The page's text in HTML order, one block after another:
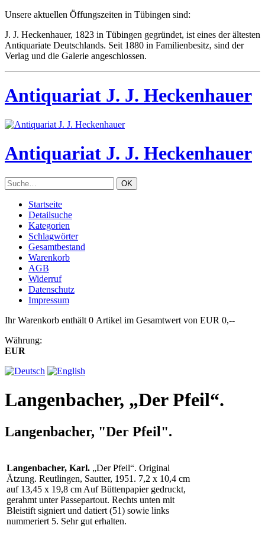
Unsere aktuellen Öffungszeiten in Tübingen sind:
J. J. Heckenhauer, 1823 in Tübingen gegründet, ist eines der ältesten
Antiquariate Deutschlands. Seit 1880 in Familienbesitz, sind der
Verlag und die Galerie angeschlossen.
Antiquariat J. J. Heckenhauer
Antiquariat J. J. Heckenhauer
Startseite
Detailsuche
Kategorien
Schlagwörter
Gesamtbestand
Warenkorb
AGB
Widerruf
Datenschutz
Impressum
Ihr Warenkorb enthält 0 Artikel im Gesamtwert von EUR 0,--
Währung:
EUR
Langenbacher, „Der Pfeil“.
Langenbacher, "Der Pfeil".
Langenbacher, Karl. „Der Pfeil“. Original
Ätzung. Reutlingen, Sautter, 1951. 7,2 x 10,4 cm
auf 13,45 x 19,8 cm Auf Büttenpapier gedruckt,
gerahmt unter Passepartout. Rechts unten mit
Bleistift signiert und datiert (51) sowie links
nummeriert 5. Sehr gut erhalten.